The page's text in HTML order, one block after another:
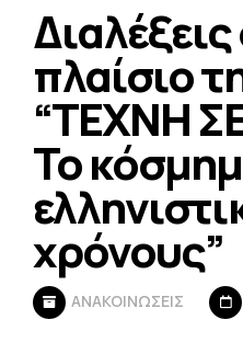
πλαίσιο
“ΤΕΧΝΗ
Το
χρόνους”
ΑΝΑΚΟΙΝΩΣΕΙΣ